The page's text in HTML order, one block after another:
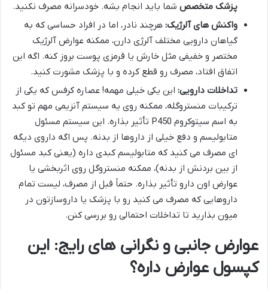
پزشک متخصص شما باید انجام بشه. خودسرانه مصرف نکنید.
واکنش های آلرژیک: هرچند نادر، اما در افراد حساسی که به
گیاهان دارویی مختلف آلرژی دارن، ممکنه عوارض آلرژیک
مختصر و خفیفی مثل خارش یا قرمزی پوست بروز کنه. اگه این
اتفاق افتاد، مصرف رو قطع کرده و با پزشک مشورت کنید.
تداخلات دارویی: این یکی خیلی مهمه! عصاره کرفس که یکی از
ترکیبات منستروگله، ممکنه روی یه سیستم آنزیمی مهم تو کبد
به اسم سیتوکروم P450 تأثیر بذاره. این سیستم مسئول
متابولیسم و دفع خیلی از داروها از بدنه. پس اگه داروی دیگه
ای مصرف می کنید که متابولیسم کبدی داره (یعنی کبد مسئول
از بین بردنش از بدنه)، ممکنه منستروگل روی اثربخشی یا
عوارض اون دارو تأثیر بذاره. حتماً قبل از مصرف، لیست تمام
داروهایی که مصرف می کنید رو با پزشک یا داروسازتون در
میون بذارید تا تداخلات احتمالی رو بررسی کنن.
عوارض جانبی و نگرانی های رایج: این
کپسول عوارض داره؟